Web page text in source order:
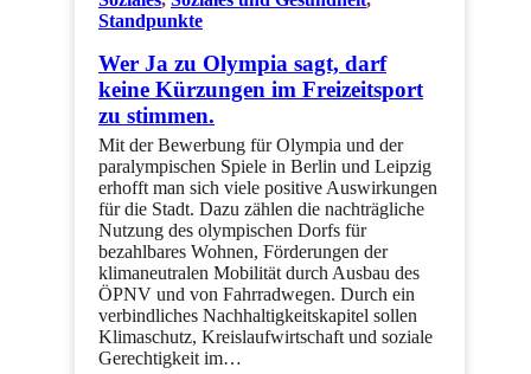
Standpunkte
Wer Ja zu Olympia sagt, darf
keine Kürzungen im Freizeitsport
zu stimmen.
Mit der Bewerbung für Olympia und der
paralympischen Spiele in Berlin und Leipzig
erhofft man sich viele positive Auswirkungen
für die Stadt. Dazu zählen die nachträgliche
Nutzung des olympischen Dorfs für
bezahlbares Wohnen, Förderungen der
klimaneutralen Mobilität durch Ausbau des
ÖPNV und von Fahrradwegen. Durch ein
verbindliches Nachhaltigkeitskapitel sollen
Klimaschutz, Kreislaufwirtschaft und soziale
Gerechtigkeit im…